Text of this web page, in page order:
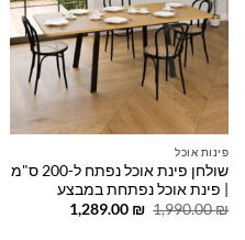
פינות אוכל
שולחן פינת אוכל נפתח ל-200 ס"מ
| פינת אוכל נפתחת במבצע
1,990.00₪
המחיר
1,289.00 ₪
המחיר